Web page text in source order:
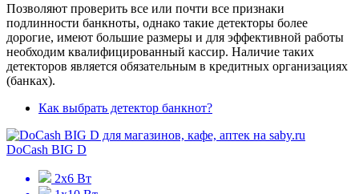
Позволяют проверить все или почти все признаки
подлинности банкноты, однако такие детекторы более
дорогие, имеют большие размеры и для эффективной работы
необходим квалифицированный кассир. Наличие таких
детекторов является обязательным в кредитных организациях
(банках).
Как выбрать детектор банкнот?
DoCash BIG D
2х6 Вт